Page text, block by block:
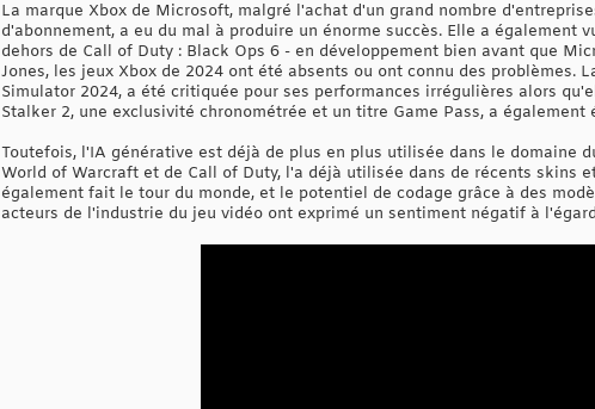
La marque Xbox de Microsoft, malgré l'achat d'un grand nombre
d'abonnement, a eu du mal à produire un énorme succès. Elle a également
dehors de Call of Duty : Black Ops 6 - en développement bien avant que
Jones, les jeux Xbox de 2024 ont été absents ou ont connu des problèmes.
Simulator 2024, a été critiquée pour ses performances irrégulières alors
Stalker 2, une exclusivité chronométrée et un titre Game Pass, a également
Toutefois, l'IA générative est déjà de plus en plus utilisée dans le domaine
World of Warcraft et de Call of Duty, l'a déjà utilisée dans de récents skins
également fait le tour du monde, et le potentiel de codage grâce à des
acteurs de l'industrie du jeu vidéo ont exprimé un sentiment négatif à